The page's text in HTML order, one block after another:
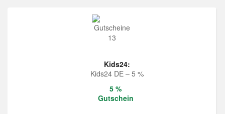
Kids24:
Kids24 DE – 5 %
5 %
Gutschein